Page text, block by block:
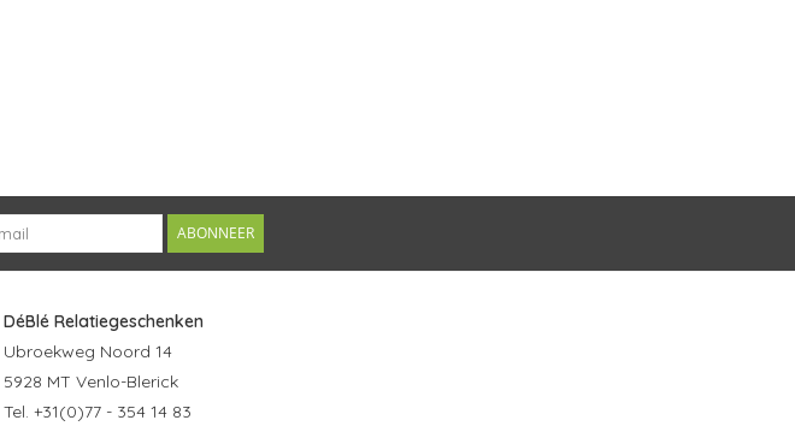
ABONNEER
DéBlé Relatiegeschenken
Ubroekweg Noord 14
5928 MT Venlo-Blerick
Tel. +31(0)77 - 354 14 83